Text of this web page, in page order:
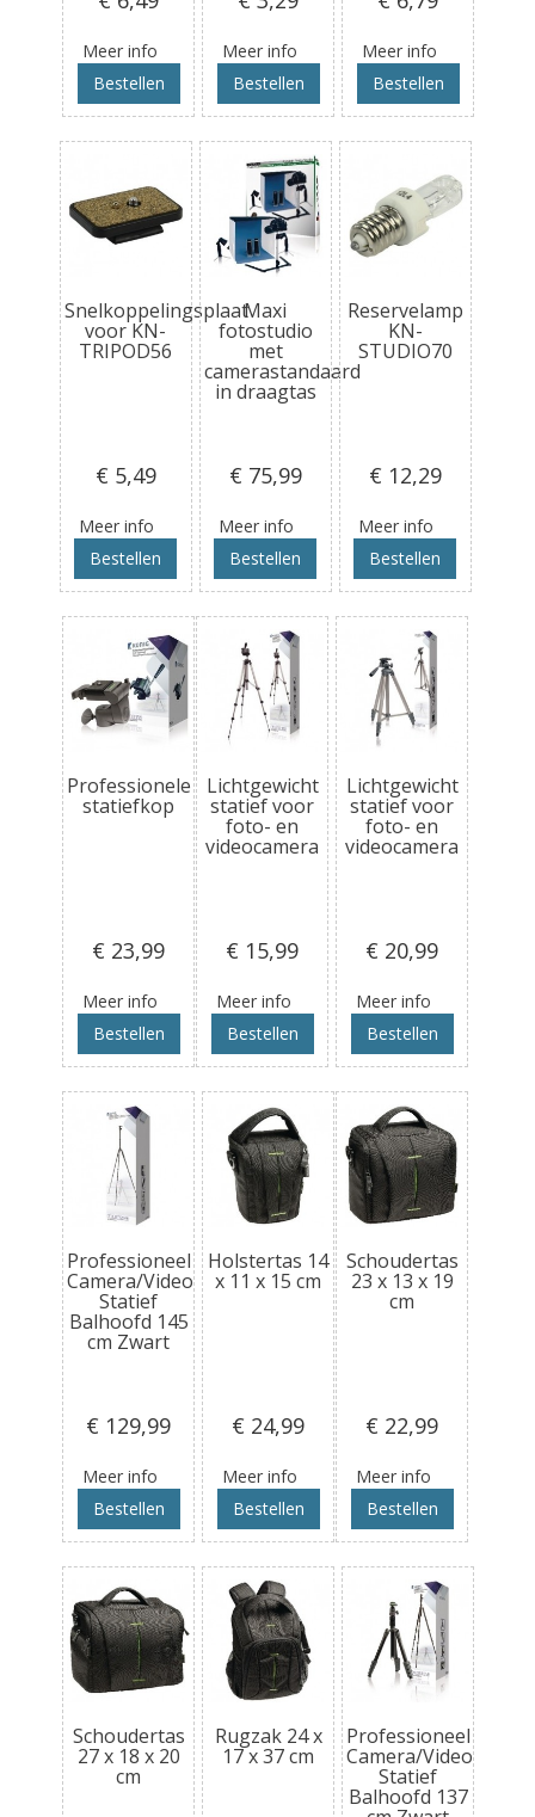
Meer info
Bestellen
Meer info
Bestellen
Meer info
Bestellen
Snelkoppelingsplaat
voor KN-
TRIPOD56
€ 5,49
Meer info
Bestellen
Maxi
fotostudio
met
camerastandaard
in draagtas
€ 75,99
Meer info
Bestellen
Reservelamp
KN-
STUDIO70
€ 12,29
Meer info
Bestellen
Professionele
statiefkop
€ 23,99
Meer info
Bestellen
Lichtgewicht
statief voor
foto- en
videocamera
€ 15,99
Meer info
Bestellen
Lichtgewicht
statief voor
foto- en
videocamera
€ 20,99
Meer info
Bestellen
Professioneel
Camera/Video
Statief
Balhoofd 145
cm Zwart
€ 129,99
Meer info
Bestellen
Holstertas 14
x 11 x 15 cm
€ 24,99
Meer info
Bestellen
Schoudertas
23 x 13 x 19
cm
€ 22,99
Meer info
Bestellen
Schoudertas
27 x 18 x 20
cm
Rugzak 24 x
17 x 37 cm
Professioneel
Camera/Video
Statief
Balhoofd 137